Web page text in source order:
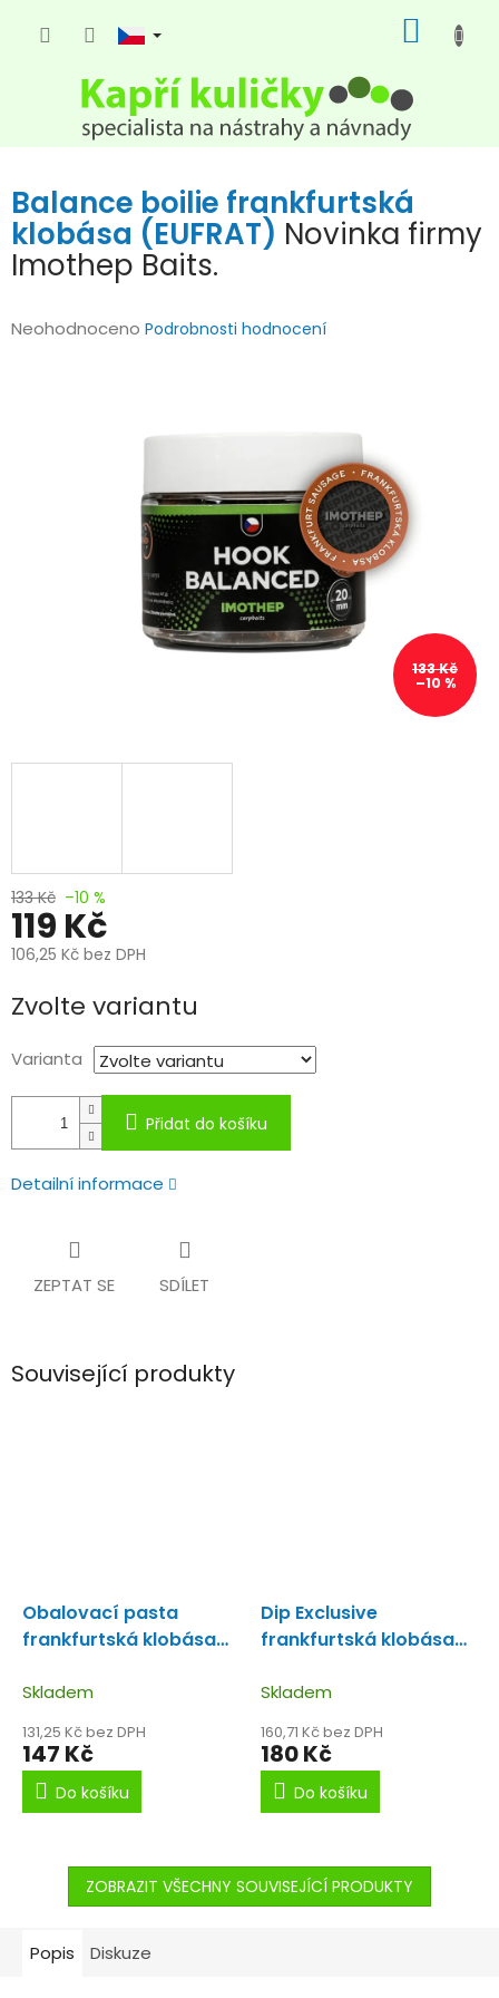
KOŠÍK
Balance boilie frankfurtská
klobása (EUFRAT) Novinka firmy
Imothep Baits.
Průměrné
Neohodnoceno Podrobnosti hodnocení
133 Kč
–10 %
133 Kč –10 %
119 Kč
106,25 Kč bez DPH
cena:
Zvolte variantu
Varianta
Přidat do košíku
Detailní informace
ZEPTAT SE SDÍLET
Související produkty
Obalovací pasta
frankfurtská klobása
příchuti klobásy.
Skladem
131,25 Kč bez DPH
147 Kč
Do košíku
Dip Exclusive
frankfurtská klobása
vůní klobásky.
Skladem
160,71 Kč bez DPH
180 Kč
Do košíku
ZOBRAZIT VŠECHNY SOUVISEJÍCÍ PRODUKTY
Popis Diskuze